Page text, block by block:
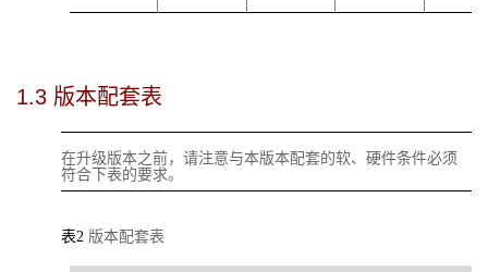
1.3 版本配套表
在升级版本之前，请注意与本版本配套的软、硬件条件必须
符合下表的要求。
表2 版本配套表